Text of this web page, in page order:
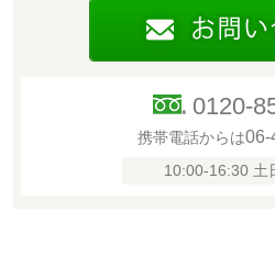
0120-
携帯電話からは06-
10:00-16:30 土